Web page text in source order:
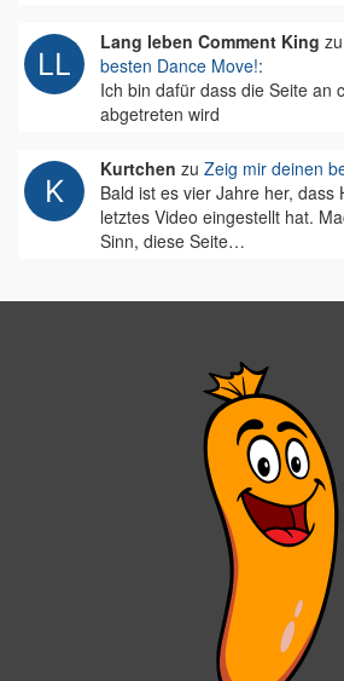
Lang leben Comment King zu
besten Dance Move!:
Ich bin dafür dass die Seite an
abgetreten wird
Kurtchen zu Zeig mir deinen
Bald ist es vier Jahre her, dass
letztes Video eingestellt hat.
Sinn, diese Seite…